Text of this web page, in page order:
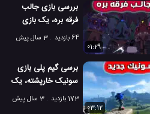
بررسی بازی جالب
فرقه بره، یک بازی
بسیار سرگرم کننده
64 بازدید
3 سال پیش
01:29
برسی گیم پلی بازی
سونیک خارپشته، یک
بازی ماجراجویانه
173 بازدید
3 سال پیش
03:12